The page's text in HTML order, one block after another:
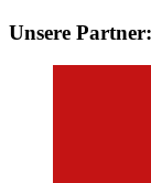
Unsere Partner: